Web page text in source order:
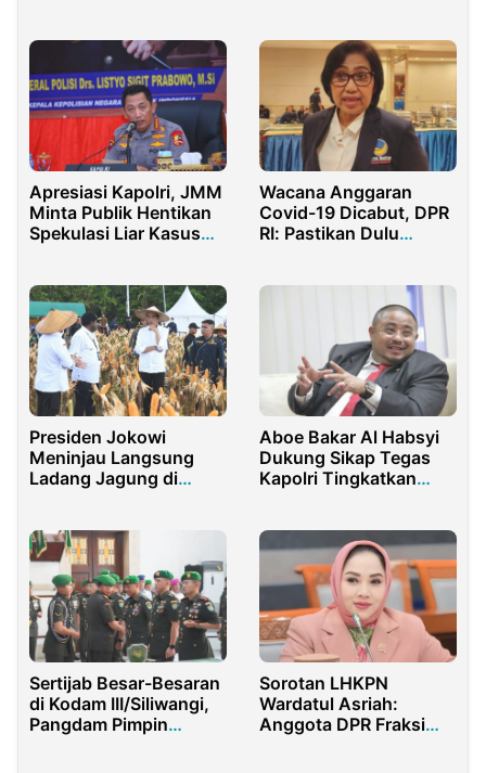
Apresiasi Kapolri, JMM
Minta Publik Hentikan
Spekulasi Liar Kasus
Wacana Anggaran
Covid-19 Dicabut, DPR
RI: Pastikan Dulu
Presiden Jokowi
Meninjau Langsung
Ladang Jagung di
Aboe Bakar Al Habsyi
Dukung Sikap Tegas
Kapolri Tingkatkan
Sertijab Besar-Besaran
di Kodam III/Siliwangi,
Pangdam Pimpin
Sorotan LHKPN
Wardatul Asriah:
Anggota DPR Fraksi